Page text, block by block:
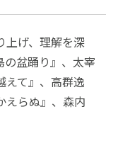
上げ、理解を深
の盆踊り』、太宰
えて』、高群逸
えらぬ』、森内